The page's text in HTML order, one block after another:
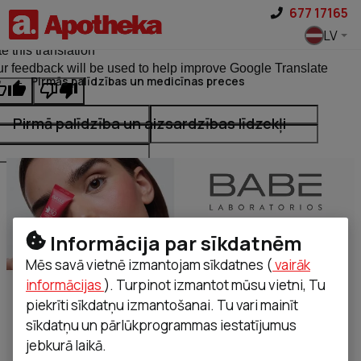
677 17165
LV
Pirmās palīdzības un medicīnas preces
Pirmā palīdzība un aizsardzības līdzekļi
text
this translation
feedback will be used to help improve Google Translate
Informācija par sīkdatnēm
Mēs savā vietnē izmantojam sīkdatnes (vairāk
informācijas ). Turpinot izmantot mūsu vietni, Tu
piekrīti sīkdatņu izmantošanai. Tu vari mainīt
sīkdatņu un pārlūkprogrammas iestatījumus
jebkurā laikā.